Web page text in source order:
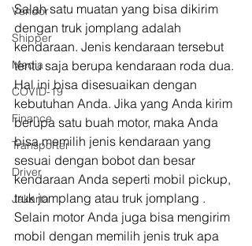
Vendor
Shipper
Media
COVID-19
Finance
Transporter
Driver
Jakarta
Salah satu muatan yang bisa dikirim
dengan truk jomplang adalah
kendaraan. Jenis kendaraan tersebut
tentu saja berupa kendaraan roda dua.
Hal ini bisa disesuaikan dengan
kebutuhan Anda. Jika yang Anda kirim
berupa satu buah motor, maka Anda
bisa memilih jenis kendaraan yang
sesuai dengan bobot dan besar
kendaraan Anda seperti mobil pickup,
truk jomplang atau truk jomplang .
Selain motor Anda juga bisa mengirim
mobil dengan memilih jenis truk apa